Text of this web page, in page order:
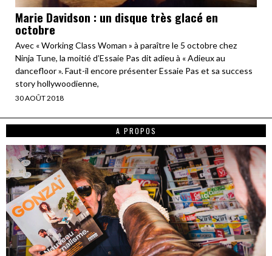
Marie Davidson : un disque très glacé en
octobre
Avec « Working Class Woman » à paraître le 5 octobre chez
Ninja Tune, la moitié d’Essaie Pas dit adieu à « Adieux au
dancefloor ». Faut-il encore présenter Essaie Pas et sa success
story hollywoodienne,
30 AOÛT 2018
A PROPOS